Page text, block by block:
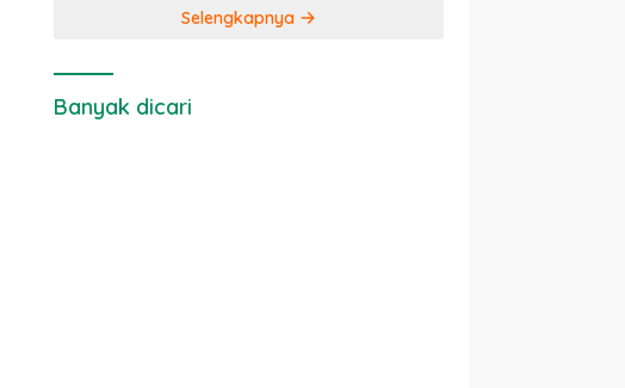
Selengkapnya
Banyak dicari